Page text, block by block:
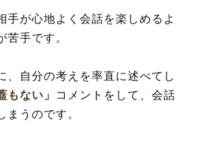
手が心地よく会話を楽しめるよ
苦手です。
、自分の考えを率直に述べてし
もない」
コメントをして、会話
まうのです。